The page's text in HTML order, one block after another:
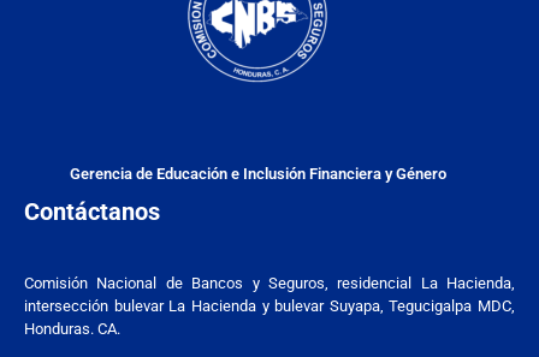
Gerencia de Educación e Inclusión Financiera y Género
Contáctanos
Comisión Nacional de Bancos y Seguros, residencial La Hacienda,
intersección bulevar La Hacienda y bulevar Suyapa, Tegucigalpa MDC,
Honduras. CA.